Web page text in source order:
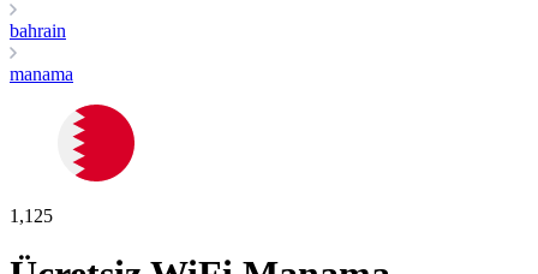
bahrain
manama
1,125